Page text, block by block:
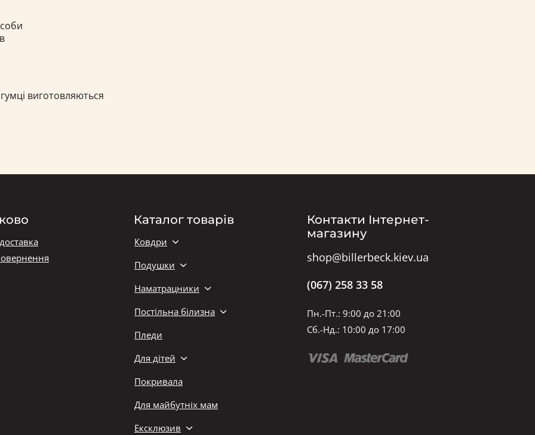
виготовляються
Каталог товарів
Ковдри
Подушки
Наматрацники
Постільна білизна
Пледи
Для дітей
Покривала
Для майбутніх мам
Ексклюзив
Контакти Інтернет-
магазину
shop@billerbeck.kiev.ua
(067) 258 33 58
Пн.-Пт.: 9:00 до 21:00
Сб.-Нд.: 10:00 до 17:00